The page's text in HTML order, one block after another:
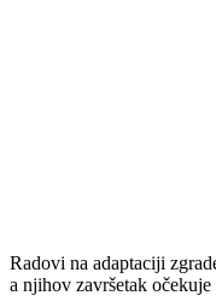
Radovi na adaptaciji
a njihov završetak očekuje